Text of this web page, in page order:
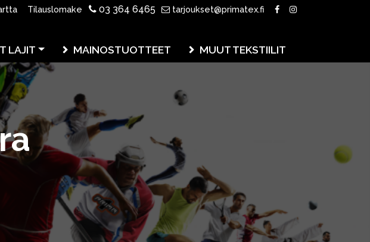
Tilauslomake 03 364 6465 tarjoukset@primatex.fi
LAJIT MAINOSTUOTTEET MUUT TEKSTIILIT